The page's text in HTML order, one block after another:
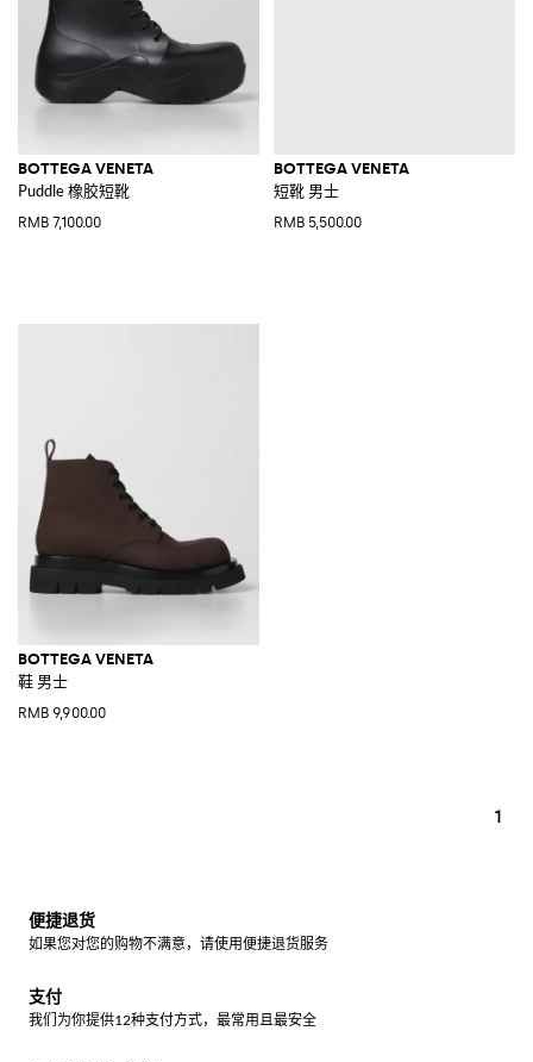
BOTTEGA VENETA
Puddle 橡胶短靴
RMB 7,100.00
BOTTEGA VENETA
短靴 男士
RMB 5,500.00
BOTTEGA VENETA
鞋 男士
RMB 9,900.00
1
便捷退货
如果您对您的购物不满意，请使用便捷退货服务
支付
我们为你提供12种支付方式，最常用且最安全